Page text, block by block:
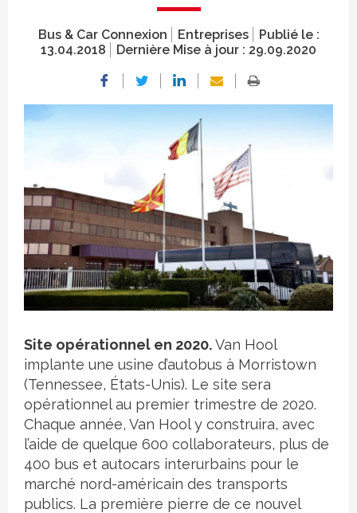
Bus & Car Connexion Entreprises
Publié le :
13.04.2018
Dernière Mise à jour : 29.09.2020
Crédit photo
Site opérationnel en 2020.Van Hool
implante une usine d’autobus à Morristown
(Tennessee, États-Unis). Le site sera
opérationnel au premier trimestre de 2020.
Chaque année, Van Hool y construira, avec
l’aide de quelque 600 collaborateurs, plus de
400 bus et autocars interurbains pour le
marché nord-américain des transports
publics. La première pierre de ce nouvel